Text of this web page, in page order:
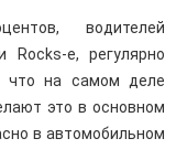
водителей
Rocks-e, регулярно
что на самом деле
это в основном
в автомобильном